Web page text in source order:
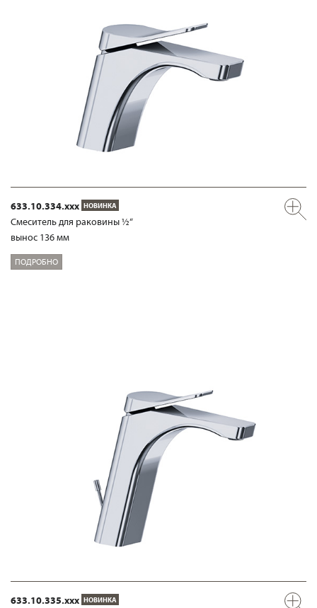
633.10.334.xxx НОВИНКА
Смеситель для раковины ½“
вынос 136 мм
ПОДРОБНО
633.10.335.xxx НОВИНКА